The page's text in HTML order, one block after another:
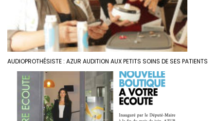
AUDIOPROTHÉSISTE : AZUR AUDITION AUX PETITS SOINS DE SES PATIENTS